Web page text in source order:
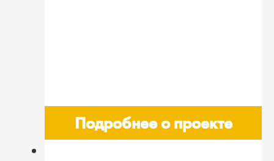
Подробнее о проекте